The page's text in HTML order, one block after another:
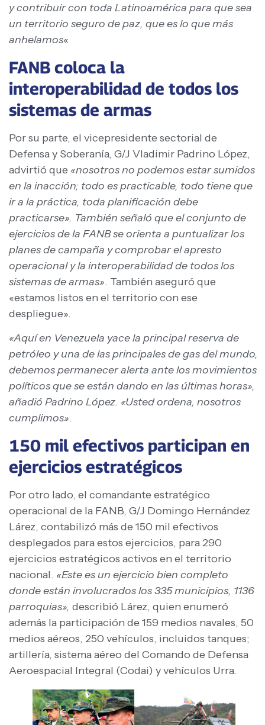
y contribuir con toda Latinoamérica para que sea
un territorio seguro de paz, que es lo que más
anhelamos«
FANB coloca la
interoperabilidad de todos los
sistemas de armas
Por su parte, el vicepresidente sectorial de
Defensa y Soberanía, G/J Vladimir Padrino López,
advirtió que «nosotros no podemos estar sumidos
en la inacción; todo es practicable, todo tiene que
ir a la práctica, toda planificación debe
practicarse». También señaló que el conjunto de
ejercicios de la FANB se orienta a puntualizar los
planes de campaña y comprobar el apresto
operacional y la interoperabilidad de todos los
sistemas de armas». También aseguró que
«estamos listos en el territorio con ese
despliegue».
«Aquí en Venezuela yace la principal reserva de
petróleo y una de las principales de gas del mundo,
debemos permanecer alerta ante los movimientos
políticos que se están dando en las últimas horas»,
añadió Padrino López. «Usted ordena, nosotros
cumplimos».
150 mil efectivos participan en
ejercicios estratégicos
Por otro lado, el comandante estratégico
operacional de la FANB, G/J Domingo Hernández
Lárez, contabilizó más de 150 mil efectivos
desplegados para estos ejercicios, para 290
ejercicios estratégicos activos en el territorio
nacional. «Este es un ejercicio bien completo
donde están involucrados los 335 municipios, 1136
parroquias», describió Lárez, quien enumeró
además la participación de 159 medios navales, 50
medios aéreos, 250 vehículos, incluidos tanques;
artillería, sistema aéreo del Comando de Defensa
Aeroespacial Integral (Codai) y vehículos Urra.